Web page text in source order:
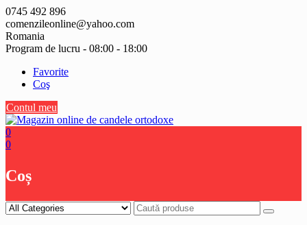
Skip
to
content
0745 492 896
comenzileonline@yahoo.com
Romania
Program de lucru - 08:00 - 18:00
Favorite
Coş
Contul meu
0
0
Coș